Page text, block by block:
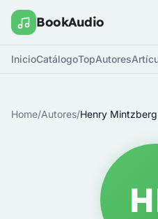
BookAudio
InicioCatálogoTopAutores
Home/Autores/Henry Mintzberg